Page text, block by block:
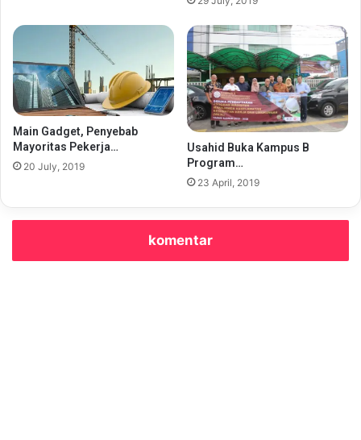
Main Gadget, Penyebab
Mayoritas Pekerja…
20 July, 2019
Usahid Buka Kampus B
Program…
23 April, 2019
komentar